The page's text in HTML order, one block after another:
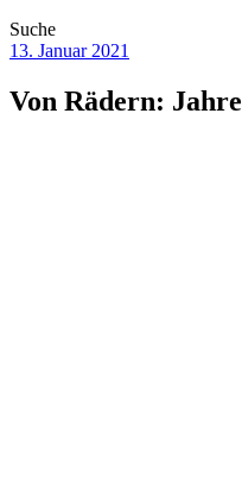
Suche
13. Januar 2021
Von Rädern: